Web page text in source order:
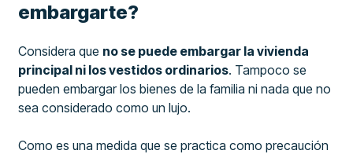
embargarte?
Considera que no se puede embargar la vivienda
principal ni los vestidos ordinarios. Tampoco se
pueden embargar los bienes de la familia ni nada que no
sea considerado como un lujo.
Como es una medida que se practica como precaución